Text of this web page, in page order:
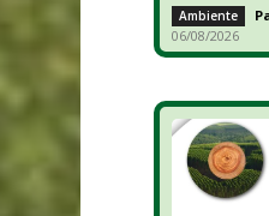
Ambiente
06/08/2026